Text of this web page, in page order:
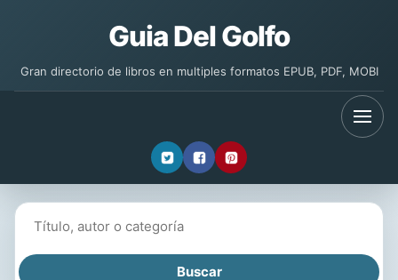
Guia Del Golfo
Gran directorio de libros en multiples formatos EPUB, PDF, MOBI